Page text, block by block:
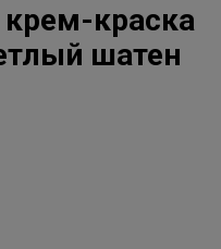
краска
шатен